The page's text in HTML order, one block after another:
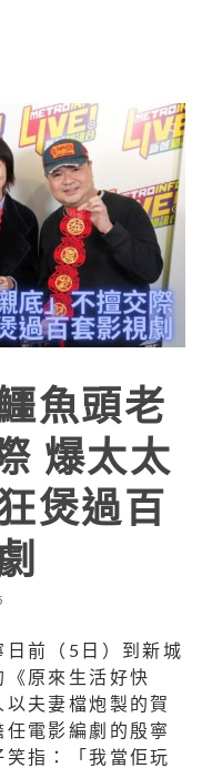
魚頭老
爆太太
煲過百
前（5日）到新城
原來生活好快
夫妻檔炮製的賀
電影編劇的殷寧
指：「我當佢玩